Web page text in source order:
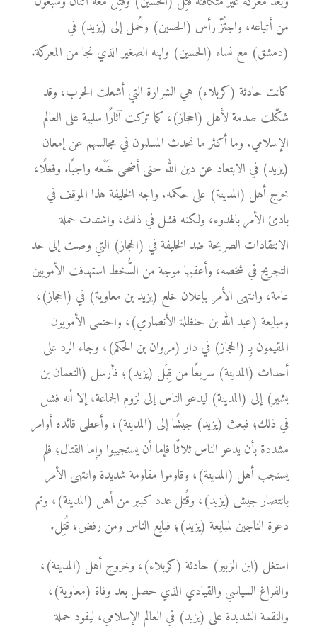
من أتباعه، واجتُزّ رأس (الحسين) وحُمل إلى (يزيد) في
(دمشق) مع نساء (الحسين) وابنه الصغير الذي نجا من المعركة.
كانت حادثة (كربلاء) هي الشرارة التي أشعلت الحرب، وقد
شكّلت صدمة لأهل (الحجاز)، كما تركت آثارًا سلبية على العالم
الإسلامي. وما أكثر ما تحدث المسلمون في مجالسهم عن إمعان
(يزيد) في الابتعاد عن دين الله حتى أضحى خَلْعه واجبًا. وفعلًا،
خرج أهل (المدينة) على حكمه. واجه الخليفة هذا الموقف في
بادئ الأمر بالهدوء، ولكنه فشل في ذلك، واشتدت حملة
الانتقادات الصريحة ضد الخليفة في (الحجاز) التي وصلت إلى حد
التجريح في شخصه، وأعقبها موجة من السُّخط استهدفت الأمويين
عامة، وانتهى الأمر بإعلان خلع (يزيد بن معاوية) في (الحجاز)،
ومبايعة (عبد الله بن حنظلة الأنصاري)، واحتمى الأمويون
المقيمون بـِ (الحجاز) في دار (مروان بن الحكم)، وجاء الرد على
أحداث (المدينة) سريعًا من قِبَل (يزيد)؛ فأرسل (النعمان بن
بشير) إلى (المدينة) ليدعو الناس إلى لزوم الجماعة، إلا أنه فشل
في ذلك؛ فبعث (يزيد) جيشًا إلى (المدينة)، وأعطى قائده أوامر
مشددة بأن يدعو الناس ثلاثًا فإما أن يستجيبوا وإما القتال؛ فلم
يستجب أهل (المدينة)، وقاوموا مقاومة شديدة وانتهى الأمر
بانتصار جيش (يزيد)، وقُتل عدد كبير من أهل (المدينة)، وتم
دعوة الناجين لمبايعة (يزيد)؛ فبايع الناس ومن رفض، قُتِل.
استغل (ابن الزبير) حادثة (كربلاء)، وخروج أهل (المدينة)،
والفراغ السياسي والقيادي الذي حصل بعد وفاة (معاوية)،
والنقمة الشديدة على (يزيد) في العالم الإسلامي، ليقود حملة